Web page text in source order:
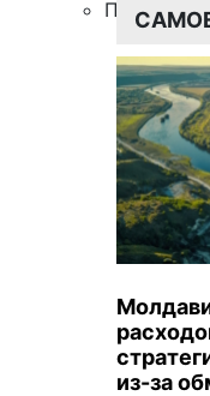
Подписка
из-за